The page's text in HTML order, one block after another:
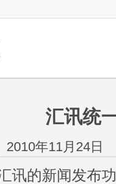
汇讯统
2010年11月24日
讯的新闻发布